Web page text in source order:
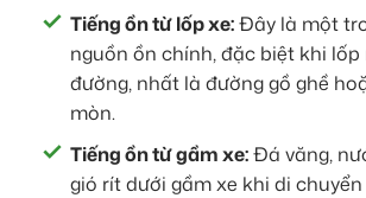
Tiếng ồn từ lốp xe:Đây là một
nguồn ồn chính, đặc biệt khi
đường, nhất là đường gồ ghề
mòn.
Tiếng ồn từ gầm xe:Đá văng,
gió rít dưới gầm xe khi di